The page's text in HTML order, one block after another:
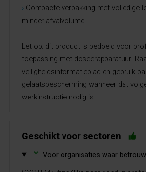
› Compacte verpakking met volledige
minder afvalvolume
Let op: dit product is bedoeld voor
toepassing met doseerapparatuur.
veiligheidsinformatieblad en gebruik
gelaatsbescherming wanneer dat
werkinstructie nodig is.
Geschikt voor sectoren
⌄ Voor organisaties waar betrouwbaar, hygiënisch en